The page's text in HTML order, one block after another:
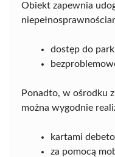
Obiekt zapewnia
dostęp do
Ponadto, w ośrodku
można wygodnie
kartami
za pomocą